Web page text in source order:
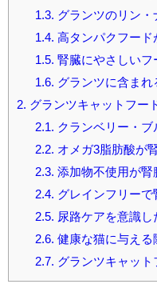
1.3. グランツのリン
1.4. 高タンパクフード
1.5. 腎臓にやさしいフ
1.6. グランツに含ま
2. グランツキャットフー
2.1. クランベリー・ブ
2.2. オメガ3脂肪酸が
2.3. 添加物不使用が腎
2.4. グレインフリーで
2.5. 尿路ケアを意識し
2.6. 健康な猫に与える
2.7. グランツキャッ